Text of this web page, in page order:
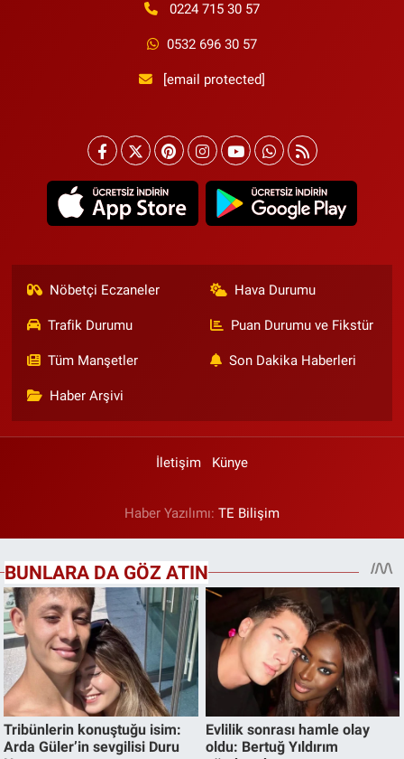
0224 715 30 57
0532 696 30 57
[email protected]
Nöbetçi Eczaneler Hava Durumu
Trafik Durumu Puan Durumu ve Fikstür
Tüm Manşetler Son Dakika Haberleri
Haber Arşivi
İletişim Künye
Haber Yazılımı: TE Bilişim